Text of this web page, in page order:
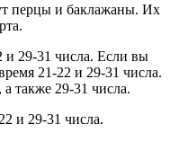
перцы и баклажаны. Их
и 29-31 числа. Если вы
21-22 и 29-31 числа.
также 29-31 числа.
и 29-31 числа.